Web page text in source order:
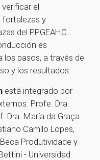
el
fortalezas y
del PPGEAHC.
es
los pasos, a través de
y los resultados.
está integrado por
Profe. Dra.
Dra. María da Graça
Camilo Lopes,
Produtividade y
- Universidad